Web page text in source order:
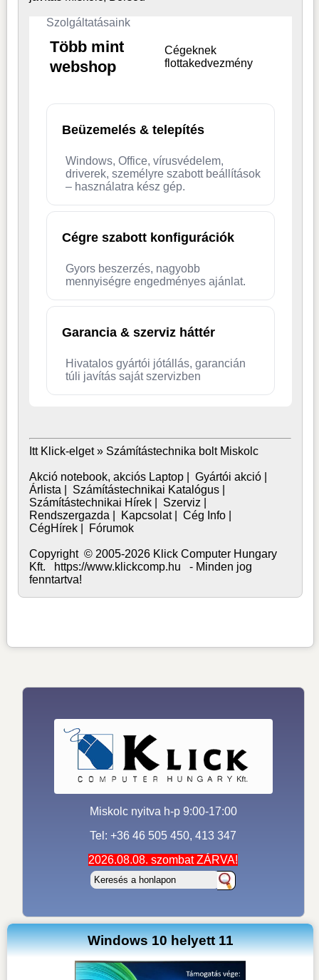
Szolgáltatásaink
Több mint
webshop
Cégeknek
flottakedvezmény
Beüzemelés & telepítés
Windows, Office, vírusvédelem,
driverek, személyre szabott beállítások
– használatra kész gép.
Cégre szabott konfigurációk
Gyors beszerzés, nagyobb
mennyiségre engedményes ajánlat.
Garancia & szerviz háttér
Hivatalos gyártói jótállás, garancián
túli javítás saját szervizben
Itt Klick-elget » Számítástechnika bolt Miskolc
Akció notebook, akciós Laptop| Gyártói akció|
Árlista
Számítástechnikai Katalógus|
Számítástechnikai Hírek| Szerviz
Rendszergazda
Kapcsolat| Cég Info|
CégHírek| Fórumok
Copyright © 2005-2026 Klick Computer Hungary
Kft. https://www.klickcomp.hu - Minden jog
fenntartva!
Miskolc nyitva h-p 9:00-17:00
Tel: +36 46 505 450, 413 347
2026.08.08. szombat ZÁRVA!
Windows 10 helyett 11